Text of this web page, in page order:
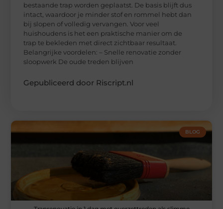
bestaande trap worden geplaatst. De basis blijft dus
intact, waardoor je minder stof en rommel hebt dan
bij slopen of volledig vervangen. Voor veel
huishoudens is het een praktische manier om de
trap te bekleden met direct zichtbaar resultaat.
Belangrijke voordelen: – Snelle renovatie zonder
sloopwerk De oude treden blijven
Gepubliceerd door Riscript.nl
BLOG